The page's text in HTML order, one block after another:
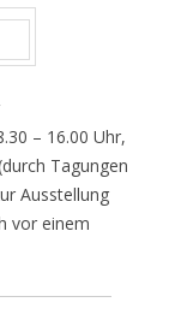
– 16.00 Uhr,
Tagungen
Ausstellung
vor einem